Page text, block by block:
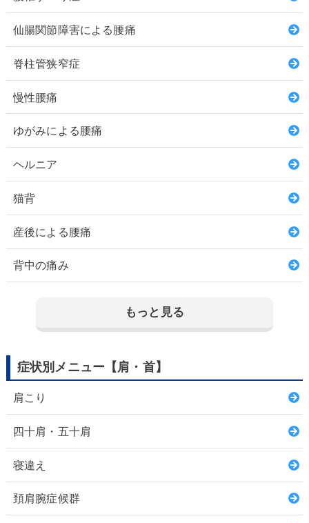
仙腸関節障害による腰痛
脊柱管狭窄症
慢性腰痛
ゆがみによる腰痛
ヘルニア
猫背
産後による腰痛
背中の痛み
もっと見る
症状別メニュー【肩・首】
肩こり
四十肩・五十肩
寝違え
頚肩腕症候群